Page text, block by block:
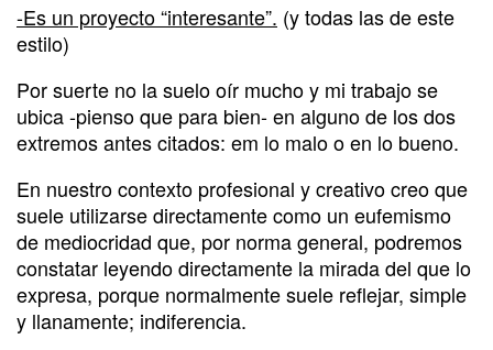
-Es un proyecto “interesante”. (y todas las de este
estilo)
Por suerte no la suelo oír mucho y mi trabajo se
ubica -pienso que para bien- en alguno de los dos
extremos antes citados: em lo malo o en lo bueno.
En nuestro contexto profesional y creativo creo que
suele utilizarse directamente como un eufemismo
de mediocridad que, por norma general, podremos
constatar leyendo directamente la mirada del que lo
expresa, porque normalmente suele reflejar, simple
y llanamente; indiferencia.